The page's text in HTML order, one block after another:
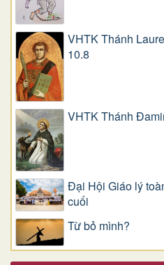
VHTK Thánh
10.8
VHTK Thánh
Đại Hội Giáo lý
cuối
Từ bỏ mình?